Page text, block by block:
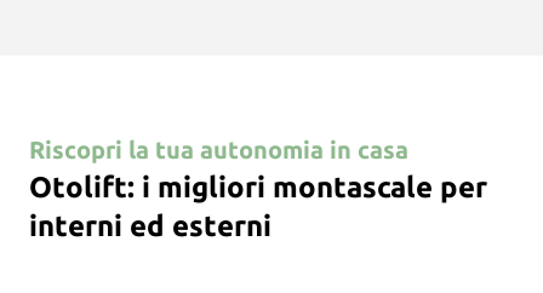
Riscopri la tua autonomia in casa
Otolift: i migliori montascale per
interni ed esterni